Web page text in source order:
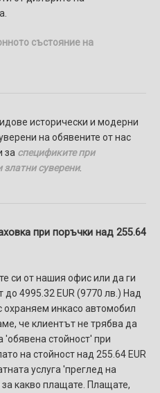
състояние на
исторически и модерни
на обявените от нас
за спецификите при
златни суверени.
при поръчки над 255.64
си от нашия офис или да ги
до 4995.32 EUR (9770 лв.) Над
охраняем инкасо автомобил
че клиентът не трябва да
'обявена стойност' при
на стойност над 255.64 EUR
услуга 'преглед на
какво плащате. Плащате,